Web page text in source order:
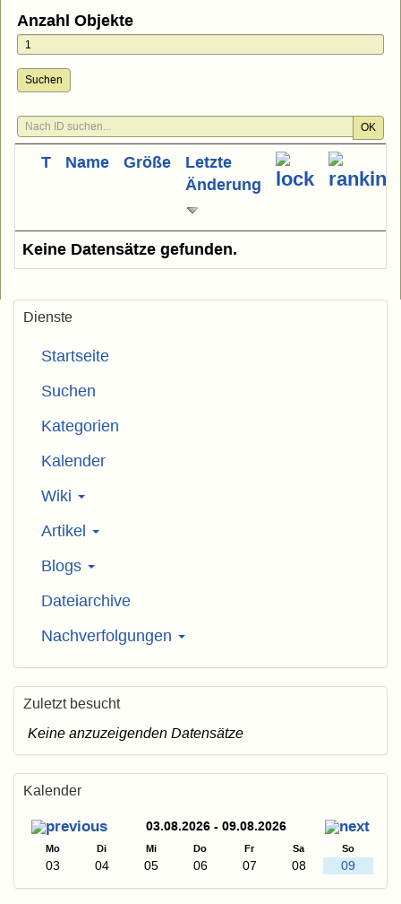
Anzahl Objekte
Suchen
OK
T Name Größe
Letzte
Änderung
Keine Datensätze gefunden.
Dienste
Startseite
Suchen
Kategorien
Kalender
Wiki
Artikel
Blogs
Dateiarchive
Nachverfolgungen
Zuletzt besucht
Keine anzuzeigenden Datensätze
Kalender
03.08.2026 - 09.08.2026
Mo Di Mi Do Fr Sa So
03 04 05 06 07 08 09